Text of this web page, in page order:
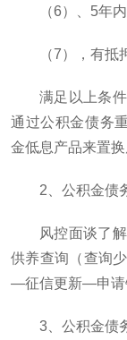
（6）、5年
（7），有抵
满足以上条
通过公积金债务
金低息产品来置换
2、公积金债
风控面谈了
供养查询（查询
—征信更新—申请
3、公积金债